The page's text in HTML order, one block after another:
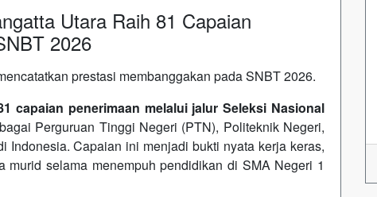
Utara Raih 81 Capaian
2026
prestasi membanggakan pada SNBT 2026.
capaian penerimaan melalui jalur Seleksi Nasional
Perguruan Tinggi Negeri (PTN), Politeknik Negeri,
Indonesia. Capaian ini menjadi bukti nyata kerja keras,
murid selama menempuh pendidikan di SMA Negeri 1